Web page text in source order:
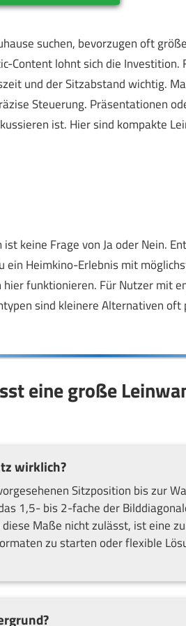
suchen, bevorzugen oft
Content lohnt sich die
und der Sitzabstand wichtig.
Steuerung. Präsentationen
ist. Hier sind kompakte
keine Frage von Ja oder Nein.
ein Heimkino-Erlebnis mit
funktionieren. Für Nutzer mit
sind kleinere Alternativen
eine große
wirklich?
Sitzposition bis zur
1,5- bis 2-fache der
Maße nicht zulässt, ist eine
zu starten oder flexible